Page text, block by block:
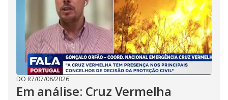
DO R7/07/08/2026
Em análise: Cruz Vermelha